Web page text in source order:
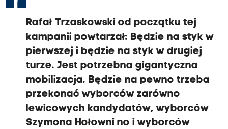
Rafał Trzaskowski od początku tej
kampanii powtarzał: Będzie na styk w
pierwszej i będzie na styk w drugiej
turze. Jest potrzebna gigantyczna
mobilizacja. Będzie na pewno trzeba
przekonać wyborców zarówno
lewicowych kandydatów, wyborców
Szymona Hołowni no i wyborców